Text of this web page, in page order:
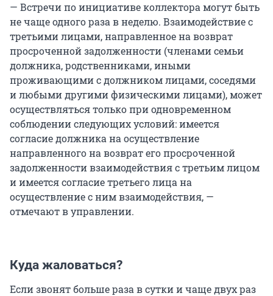
— Встречи по инициативе коллектора могут быть
не чаще одного раза в неделю. Взаимодействие с
третьими лицами, направленное на возврат
просроченной задолженности (членами семьи
должника, родственниками, иными
проживающими с должником лицами, соседями
и любыми другими физическими лицами), может
осуществляться только при одновременном
соблюдении следующих условий: имеется
согласие должника на осуществление
направленного на возврат его просроченной
задолженности взаимодействия с третьим лицом
и имеется согласие третьего лица на
осуществление с ним взаимодействия, —
отмечают в управлении.
Куда жаловаться?
Если звонят больше раза в сутки и чаще двух раз